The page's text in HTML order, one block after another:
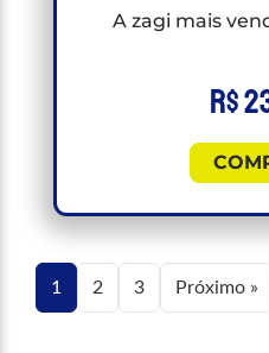
A zagi mais
R$
1 2 3 Próximo »